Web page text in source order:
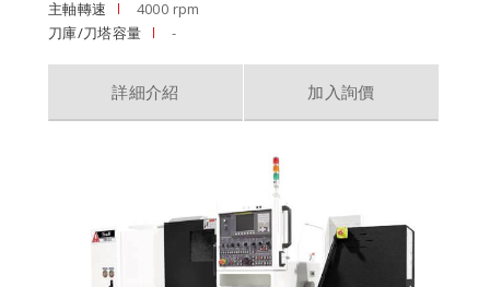
主軸轉速
4000 rpm
刀庫/刀塔容量
-
詳細介紹 加入詢價